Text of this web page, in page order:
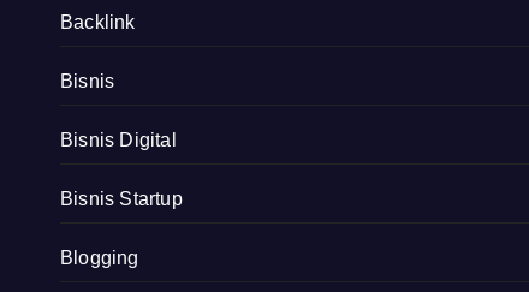
Backlink
Bisnis
Bisnis Digital
Bisnis Startup
Blogging